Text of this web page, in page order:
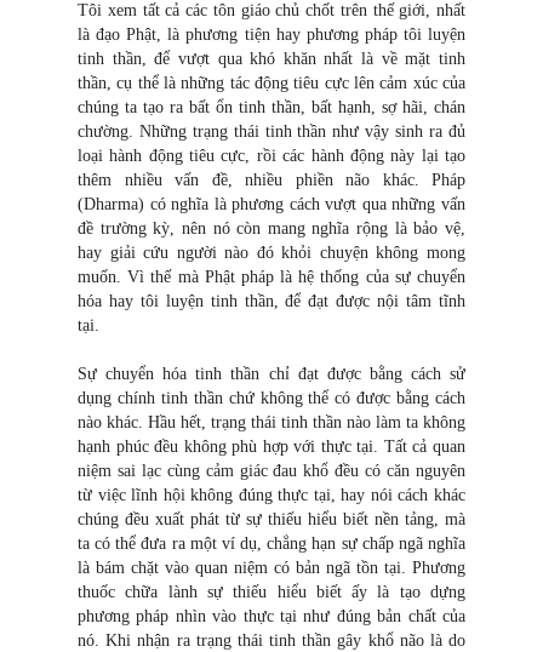
Tôi xem tất cả các tôn giáo chủ chốt trên thế giới, nhất
là đạo Phật, là phương tiện hay phương pháp tôi luyện
tinh thần, để vượt qua khó khăn nhất là về mặt tinh
thần, cụ thể là những tác động tiêu cực lên cảm xúc của
chúng ta tạo ra bất ổn tinh thần, bất hạnh, sợ hãi, chán
chường. Những trạng thái tinh thần như vậy sinh ra đủ
loại hành động tiêu cực, rồi các hành động này lại tạo
thêm nhiều vấn đề, nhiều phiền não khác. Pháp
(Dharma) có nghĩa là phương cách vượt qua những vấn
đề trường kỳ, nên nó còn mang nghĩa rộng là bảo vệ,
hay giải cứu người nào đó khỏi chuyện không mong
muốn. Vì thế mà Phật pháp là hệ thống của sự chuyển
hóa hay tôi luyện tinh thần, để đạt được nội tâm tĩnh
tại.
Sự chuyển hóa tinh thần chỉ đạt được bằng cách sử
dụng chính tinh thần chứ không thể có được bằng cách
nào khác. Hầu hết, trạng thái tinh thần nào làm ta không
hạnh phúc đều không phù hợp với thực tại. Tất cả quan
niệm sai lạc cùng cảm giác đau khổ đều có căn nguyên
từ việc lĩnh hội không đúng thực tại, hay nói cách khác
chúng đều xuất phát từ sự thiếu hiểu biết nền tảng, mà
ta có thể đưa ra một ví dụ, chẳng hạn sự chấp ngã nghĩa
là bám chặt vào quan niệm có bản ngã tồn tại. Phương
thuốc chữa lành sự thiếu hiểu biết ấy là tạo dựng
phương pháp nhìn vào thực tại như đúng bản chất của
nó. Khi nhận ra trạng thái tinh thần gây khổ não là do